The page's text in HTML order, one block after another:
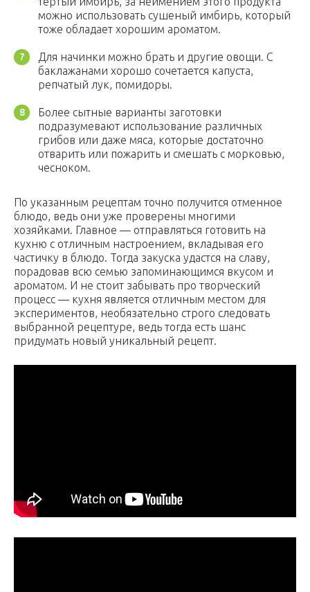
можно использовать сушеный имбирь, который
тоже обладает хорошим ароматом.
Для начинки можно брать и другие овощи. С
баклажанами хорошо сочетается капуста,
репчатый лук, помидоры.
Более сытные варианты заготовки
подразумевают использование различных
грибов или даже мяса, которые достаточно
отварить или пожарить и смешать с морковью,
чесноком.
По указанным рецептам точно получится отменное
блюдо, ведь они уже проверены многими
хозяйками. Главное — отправляться готовить на
кухню с отличным настроением, вкладывая его
частичку в блюдо. Тогда закуска удастся на славу,
порадовав всю семью запоминающимся вкусом и
ароматом. И не стоит забывать про творческий
процесс — кухня является отличным местом для
экспериментов, необязательно строго следовать
выбранной рецептуре, ведь тогда есть шанс
придумать новый уникальный рецепт.